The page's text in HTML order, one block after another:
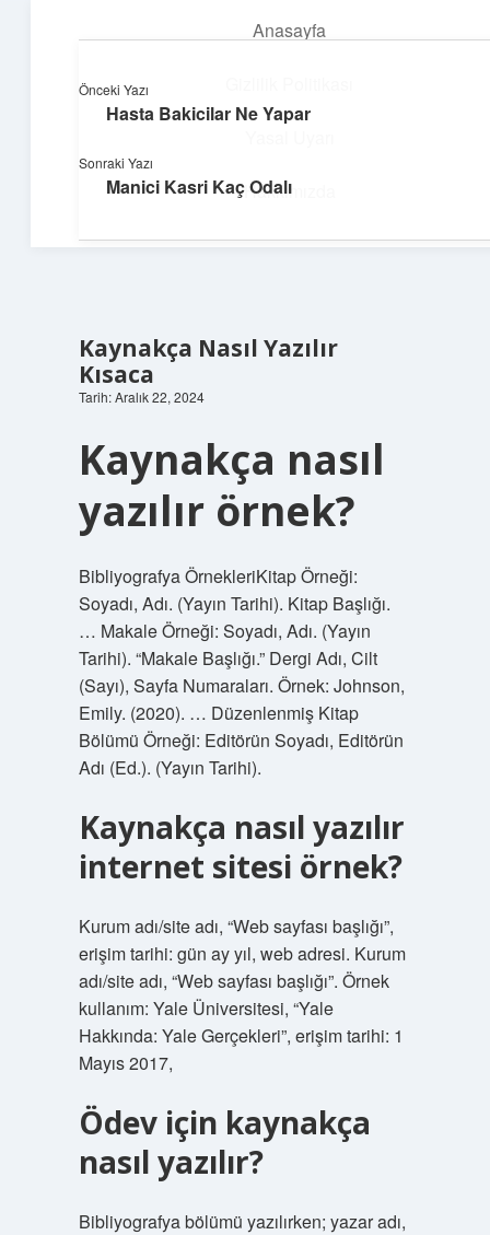
Anasayfa
Hakkımızda
Dijital Dünya Günlüğü
Kaynakça Nasıl Yazılır
Kısaca
Tarih: Aralık 22, 2024
Kaynakça nasıl
yazılır örnek?
Bibliyografya ÖrnekleriKitap Örneği:
Soyadı, Adı. (Yayın Tarihi). Kitap Başlığı.
… Makale Örneği: Soyadı, Adı. (Yayın
Tarihi). “Makale Başlığı.” Dergi Adı, Cilt
(Sayı), Sayfa Numaraları. Örnek: Johnson,
Emily. (2020). … Düzenlenmiş Kitap
Bölümü Örneği: Editörün Soyadı, Editörün
Adı (Ed.). (Yayın Tarihi).
Kaynakça nasıl yazılır
internet sitesi örnek?
Kurum adı/site adı, “Web sayfası başlığı”,
erişim tarihi: gün ay yıl, web adresi. Kurum
adı/site adı, “Web sayfası başlığı”. Örnek
kullanım: Yale Üniversitesi, “Yale
Hakkında: Yale Gerçekleri”, erişim tarihi: 1
Mayıs 2017,
Ödev için kaynakça
nasıl yazılır?
Bibliyografya bölümü yazılırken; yazar adı,
Önceki Yazı
Hasta Bakicilar Ne Yapar
Sonraki Yazı
Manici Kasri Kaç Odalı